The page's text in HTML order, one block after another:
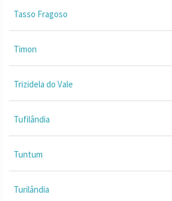
Tasso Fragoso
Timon
Trizidela do Vale
Tufilândia
Tuntum
Turilândia